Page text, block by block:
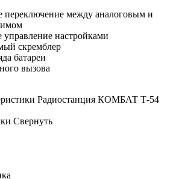
переключение между аналоговым и
управление настройками
скремблер
батареи
вызова
Радиостанция КОМБАТ Т-54
Свернуть